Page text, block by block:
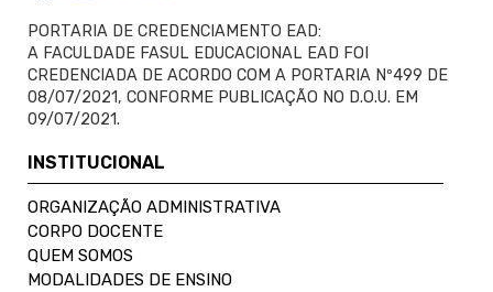
PORTARIA DE CREDENCIAMENTO EAD:
A FACULDADE FASUL EDUCACIONAL EAD FOI
CREDENCIADA DE ACORDO COM A PORTARIA Nº499 DE
08/07/2021, CONFORME PUBLICAÇÃO NO D.O.U. EM
09/07/2021.
INSTITUCIONAL
ORGANIZAÇÃO ADMINISTRATIVA
CORPO DOCENTE
QUEM SOMOS
MODALIDADES DE ENSINO